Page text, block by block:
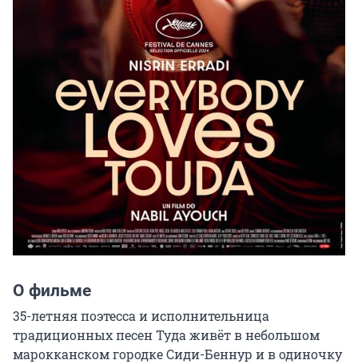
О фильме
35-летняя поэтесса и исполнительница
традиционных песен Туда живёт в небольшом
марокканском городке Сиди-Беннур и в одиночку